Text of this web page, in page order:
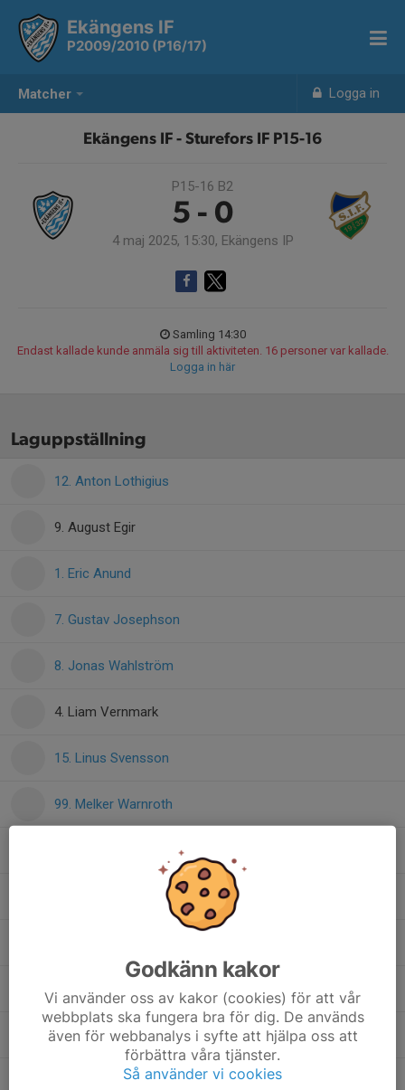
Matcher Logga in
Ekängens IF
P2009/2010 (P16/17)
Ekängens IF - Sturefors IF P15-16
P15-16 B2
5 - 0
4 maj 2025, 15:30, Ekängens IP
Samling 14:30
Endast kallade kunde anmäla sig till aktiviteten. 16 personer var kallade.
Logga in här
Laguppställning
12. Anton Lothigius
9. August Egir
1. Eric Anund
7. Gustav Josephson
8. Jonas Wahlström
4. Liam Vernmark
15. Linus Svensson
99. Melker Warnroth
10. Oliver Holmstrand
20. Ture Österström
11. Valter Widman
6. Viggo Ersson Öman
Godkänn kakor
Vi använder oss av kakor (cookies) för att vår
webbplats ska fungera bra för dig. De används
även för webbanalys i syfte att hjälpa oss att
förbättra våra tjänster.
Så använder vi cookies